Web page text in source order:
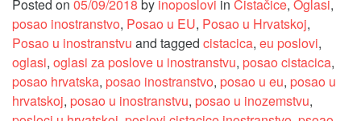
Posted on 05/09/2018 by inoposlovi in Čistačice, Oglasi,
posao inostranstvo, Posao u EU, Posao u Hrvatskoj,
Posao u inostranstvu and tagged cistacica, eu poslovi,
oglasi, oglasi za poslove u inostranstvu, posao cistacica,
posao hrvatska, posao inostranstvo, posao u eu, posao u
hrvatskoj, posao u inostranstvu, posao u inozemstvu,